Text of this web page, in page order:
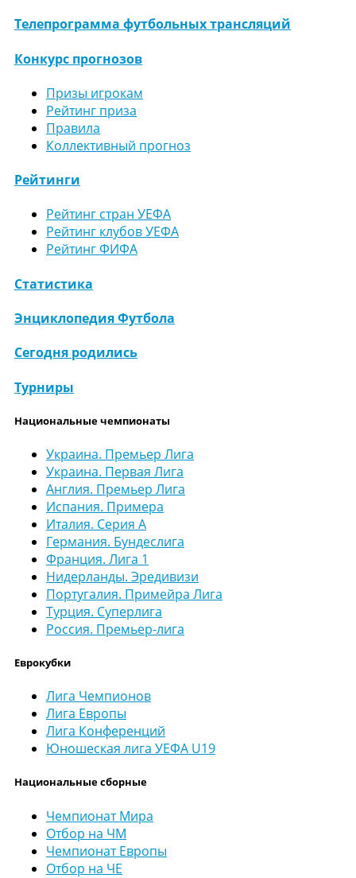
Телепрограмма футбольных трансляций
Конкурс прогнозов
Призы игрокам
Рейтинг приза
Правила
Коллективный прогноз
Рейтинги
Рейтинг стран УЕФА
Рейтинг клубов УЕФА
Рейтинг ФИФА
Статистика
Энциклопедия Футбола
Сегодня родились
Турниры
Национальные чемпионаты
Украина. Премьер Лига
Украина. Первая Лига
Англия. Премьер Лига
Испания. Примера
Италия. Серия А
Германия. Бундеслига
Франция. Лига 1
Нидерланды. Эредивизи
Португалия. Примейра Лига
Турция. Суперлига
Россия. Премьер-лига
Еврокубки
Лига Чемпионов
Лига Европы
Лига Конференций
Юношеская лига УЕФА U19
Национальные сборные
Чемпионат Мира
Отбор на ЧМ
Чемпионат Европы
Отбор на ЧЕ